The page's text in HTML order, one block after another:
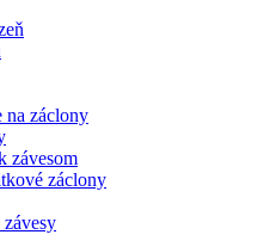
na záclony
závesom
záclony
závesy